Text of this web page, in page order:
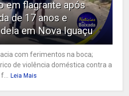
em flagrante após
de 17 anos e
em Nova Iguaçu
com ferimentos na boca;
de violência doméstica contra a
Leia Mais